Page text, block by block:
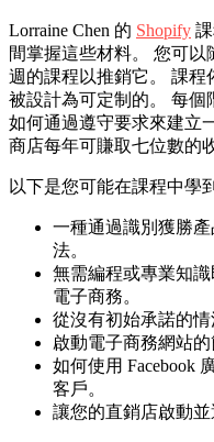
Lorraine Chen 的 Shopify
間掌握這些材料。 您可
週的課程以推銷它。 課
被設計為可定制的。 每個
如何通過遵守要求來建立
商店每年可賺取七位數的
以下是您可能在課程中學
一種通過識別獲勝產
法。
無需編程或專業知
電子商務。
從沒有初始承諾的情
啟動電子商務網站的
如何使用 Facebook
客戶。
讓您的直銷店啟動並